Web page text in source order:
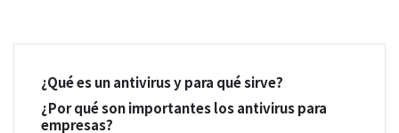
¿Qué es un antivirus y para qué sirve?
¿Por qué son importantes los antivirus para
empresas?